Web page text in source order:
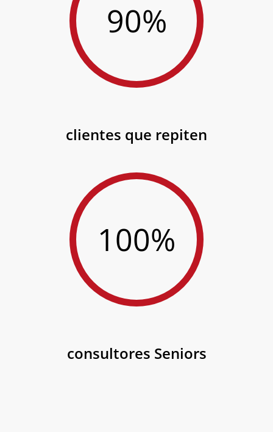
90%
clientes que repiten
100%
consultores Seniors